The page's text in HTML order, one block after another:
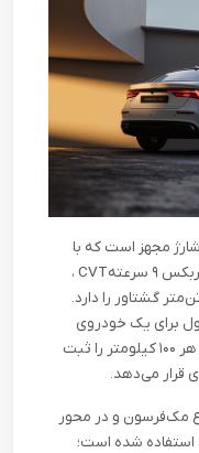
۱.۵ لیتری توربوشارژ مجهز است که با
CVT ،
۱۴۷ اسب بخار قدرت و ۲۱۰ نیوتن‌متر گشتاور را دارد.
برای یک خودروی
شهری، مصرف سوخت ترکیبی ۶.۹ لیتر در هر ۱۰۰ کیلومتر را ثبت
قرار می‌دهد.
مک‌فرسون و در محور
شده است؛